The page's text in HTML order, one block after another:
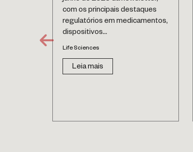
com os principais destaques
regulatórios em medicamentos,
dispositivos...
Life Sciences
Leia mais